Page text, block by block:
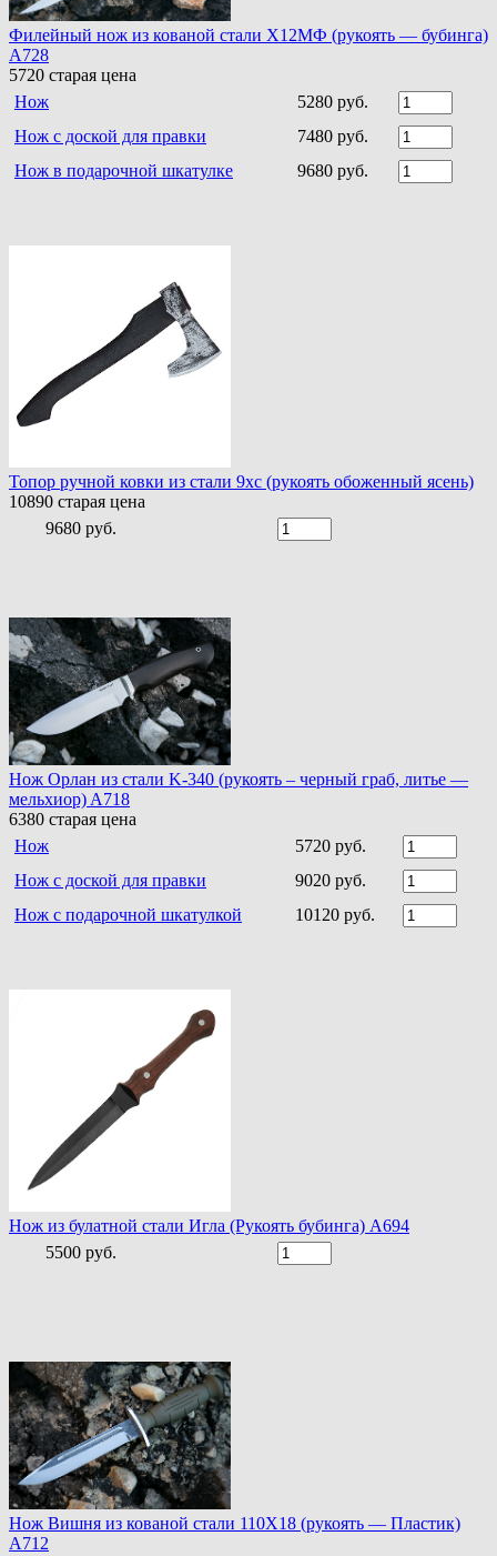
Филейный нож из кованой стали Х12МФ (рукоять — бубинга)
A728
5720 старая цена
Нож
5280 руб.
Нож с доской для правки
7480 руб.
Нож в подарочной шкатулке
9680 руб.
Топор ручной ковки из стали 9хс (рукоять обоженный ясень)
10890 старая цена
9680 руб.
Нож Орлан из стали K-340 (рукоять – черный граб, литье —
мельхиор) A718
6380 старая цена
Нож
5720 руб.
Нож с доской для правки
9020 руб.
Нож с подарочной шкатулкой
10120 руб.
Нож из булатной стали Игла (Рукоять бубинга) A694
5500 руб.
Нож Вишня из кованой стали 110Х18 (рукоять — Пластик)
A712